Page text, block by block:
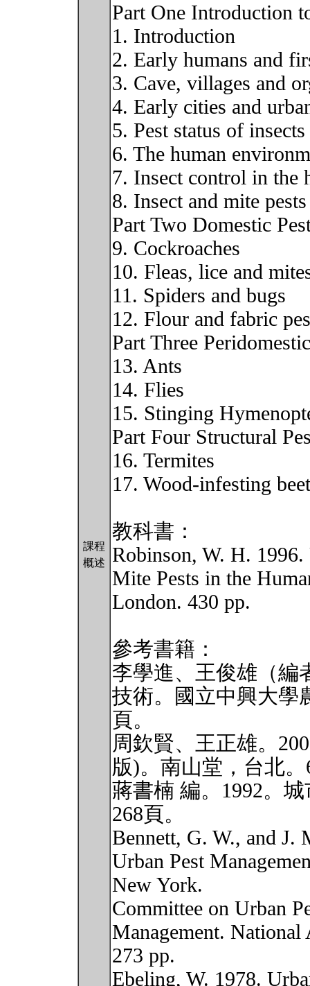
課程
概述
Part One Introduction
1. Introduction
2. Early humans and
3. Cave, villages and
4. Early cities and
5. Pest status of
6. The human
7. Insect control in the
8. Insect and mite
Part Two Domestic
9. Cockroaches
10. Fleas, lice and
11. Spiders and bugs
12. Flour and fabric
Part Three
13. Ants
14. Flies
15. Stinging
Part Four Structural
16. Termites
17. Wood-infesting
教科書：
Robinson, W. H.
Mite Pests in the
London. 430 pp.
參考書籍：
李學進、王俊雄（編
技術。國立中興大學
頁。
周欽賢、王正雄。
版)。南山堂，台北。
蔣書楠 編。1992。
268頁。
Bennett, G. W., and J.
Urban Pest
New York.
Committee on Urban
Management. National
273 pp.
Ebeling, W. 1978.